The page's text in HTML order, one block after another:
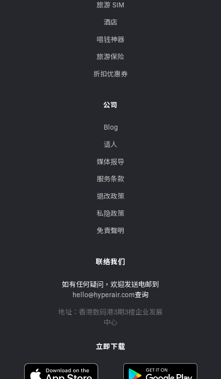
旅游 SIM
酒店
唱钱神器
旅游保险
折扣优惠券
公司
Blog
请人
媒体报导
服务条款
退改政策
私隐政策
免責聲明
联络我们
如有任何疑问，欢迎发送电邮到
hello@hyperair.com查询
地址：香港数码港3期3楼企业发展
中心
立即下载